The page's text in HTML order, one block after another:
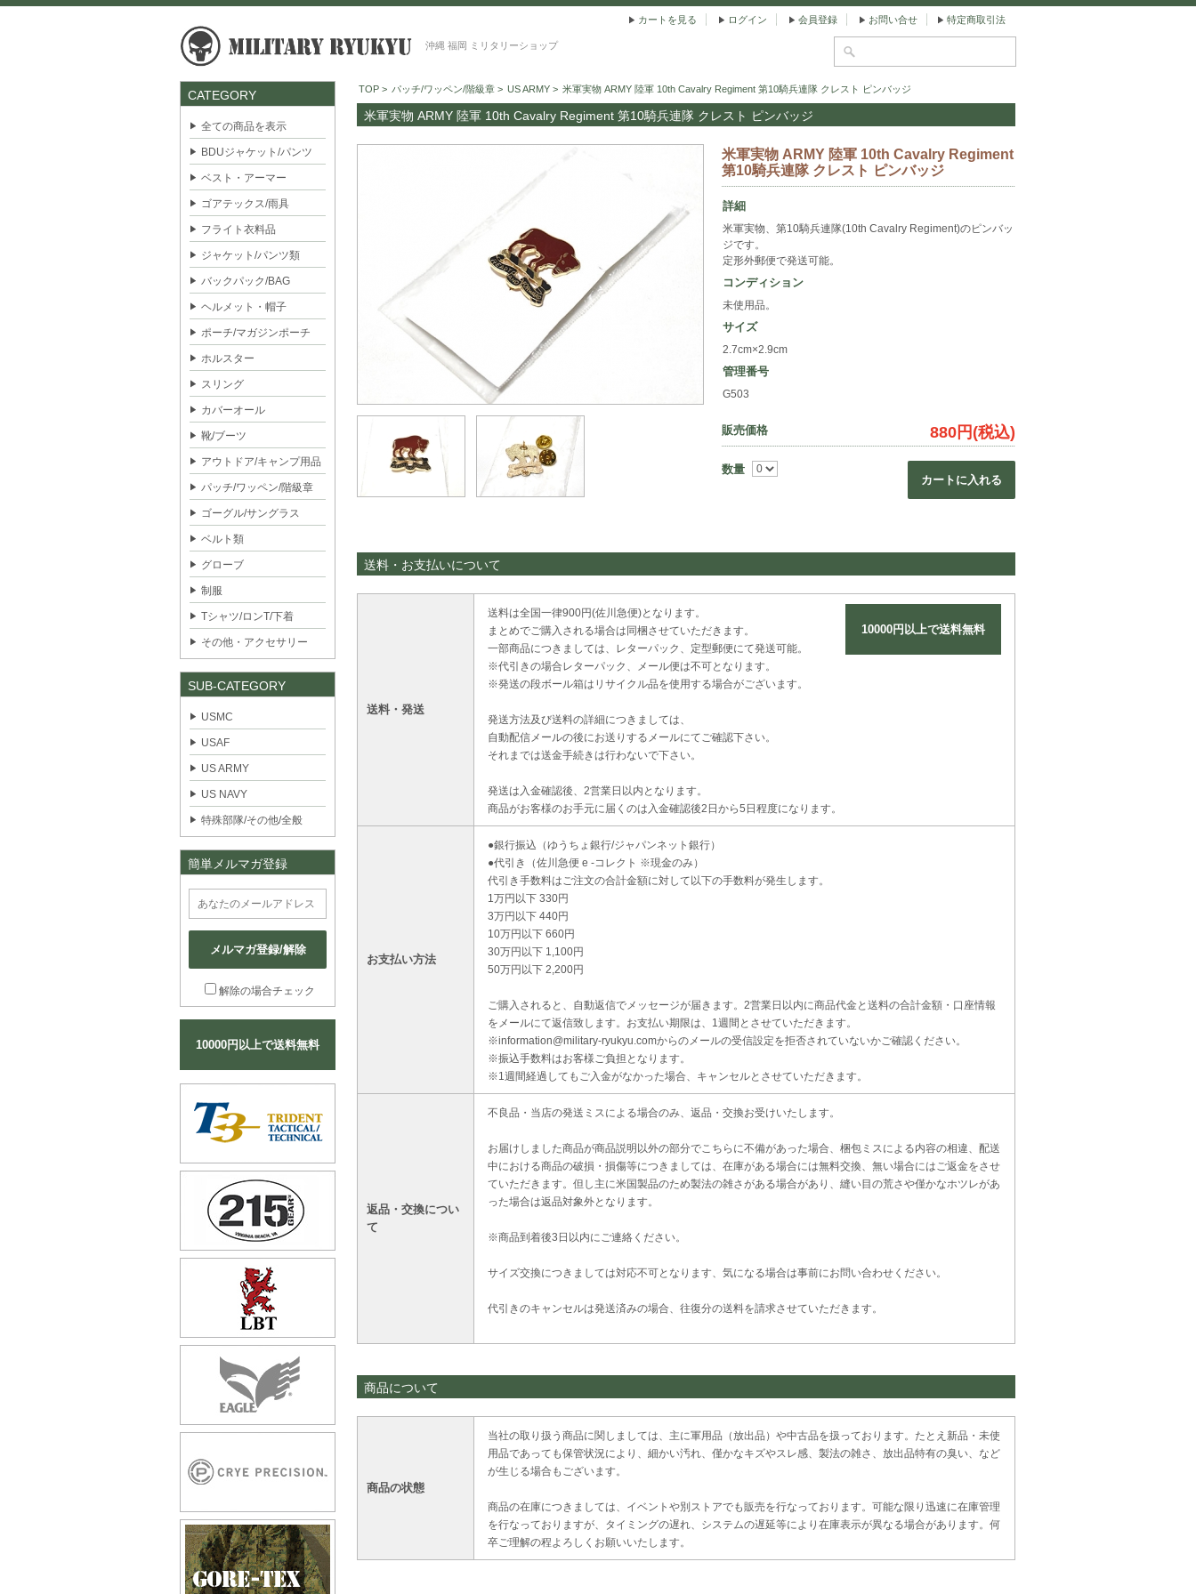
沖縄 福岡 ミリタリーショップ
カートを見る ログイン 会員登録 お問い合せ 特定商取引法
CATEGORY
全ての商品を表示
BDUジャケット/パンツ
ベスト・アーマー
ゴアテックス/雨具
フライト衣料品
ジャケット/パンツ類
バックパック/BAG
ヘルメット・帽子
ポーチ/マガジンポーチ
ホルスター
スリング
カバーオール
靴/ブーツ
アウトドア/キャンプ用品
パッチ/ワッペン/階級章
ゴーグル/サングラス
ベルト類
グローブ
制服
Tシャツ/ロンT/下着
その他・アクセサリー
SUB-CATEGORY
USMC
USAF
US ARMY
US NAVY
特殊部隊/その他/全般
簡単メルマガ登録
メルマガ登録/解除
解除の場合チェック
10000円以上で送料無料
TOP > パッチ/ワッペン/階級章 > US ARMY > 米軍実物 ARMY 陸軍 10th Cavalry Regiment 第10騎兵連隊 クレスト ピンバッジ
米軍実物 ARMY 陸軍 10th Cavalry Regiment 第10騎兵連隊 クレスト ピンバッジ
米軍実物 ARMY 陸軍 10th Cavalry Regiment
第10騎兵連隊 クレスト ピンバッジ
詳細
米軍実物、第10騎兵連隊(10th Cavalry Regiment)のピンバッ
ジです。
定形外郵便で発送可能。
コンディション
未使用品。
サイズ
2.7cm×2.9cm
管理番号
G503
販売価格 880円(税込)
数量
カートに入れる
送料・お支払いについて
送料・発送
10000円以上で送料無料
送料は全国一律900円(佐川急便)となります。
まとめでご購入される場合は同梱させていただきます。
一部商品につきましては、レターパック、定型郵便にて発送可能。
※代引きの場合レターパック、メール便は不可となります。
※発送の段ボール箱はリサイクル品を使用する場合がございます。
発送方法及び送料の詳細につきましては、
自動配信メールの後にお送りするメールにてご確認下さい。
それまでは送金手続きは行わないで下さい。
発送は入金確認後、2営業日以内となります。
商品がお客様のお手元に届くのは入金確認後2日から5日程度になります。
お支払い方法
●銀行振込（ゆうちょ銀行/ジャパンネット銀行）
●代引き（佐川急便 e -コレクト ※現金のみ）
代引き手数料はご注文の合計金額に対して以下の手数料が発生します。
1万円以下 330円
3万円以下 440円
10万円以下 660円
30万円以下 1,100円
50万円以下 2,200円
ご購入されると、自動返信でメッセージが届きます。2営業日以内に商品代金と送料の合計金額・口座情報
をメールにて返信致します。お支払い期限は、1週間とさせていただきます。
※information@military-ryukyu.comからのメールの受信設定を拒否されていないかご確認ください。
※振込手数料はお客様ご負担となります。
※1週間経過してもご入金がなかった場合、キャンセルとさせていただきます。
返品・交換につい
て
不良品・当店の発送ミスによる場合のみ、返品・交換お受けいたします。
お届けしました商品が商品説明以外の部分でこちらに不備があった場合、梱包ミスによる内容の相違、配送
中における商品の破損・損傷等につきましては、在庫がある場合には無料交換、無い場合にはご返金をさせ
ていただきます。但し主に米国製品のため製法の雑さがある場合があり、縫い目の荒さや僅かなホツレがあ
った場合は返品対象外となります。
※商品到着後3日以内にご連絡ください。
サイズ交換につきましては対応不可となります、気になる場合は事前にお問い合わせください。
代引きのキャンセルは発送済みの場合、往復分の送料を請求させていただきます。
商品について
商品の状態
当社の取り扱う商品に関しましては、主に軍用品（放出品）や中古品を扱っております。たとえ新品・未使
用品であっても保管状況により、細かい汚れ、僅かなキズやスレ感、製法の雑さ、放出品特有の臭い、など
が生じる場合もございます。
商品の在庫につきましては、イベントや別ストアでも販売を行なっております。可能な限り迅速に在庫管理
を行なっておりますが、タイミングの遅れ、システムの遅延等により在庫表示が異なる場合があります。何
卒ご理解の程よろしくお願いいたします。